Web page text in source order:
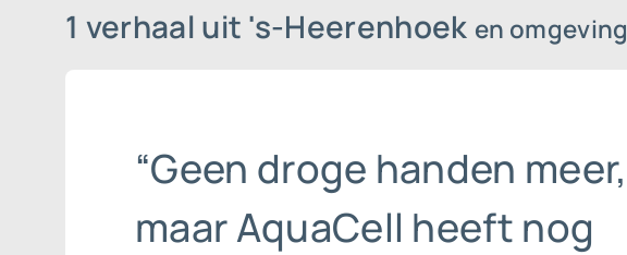
1 verhaal uit 's-Heerenhoek en omgeving
“Geen droge handen meer,
maar AquaCell heeft nog